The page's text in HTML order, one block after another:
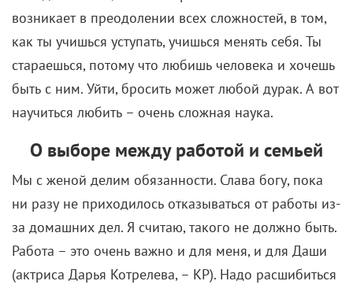
быть с ним. Уйти, бросить может любой дурак. А вот
О выборе между работой и семьей
Мы с женой делим обязанности. Слава богу, пока
ни разу не приходилось отказываться от работы из-
за домашних дел. Я считаю, такого не должно быть.
Работа – это очень важно и для меня, и для Даши
(актриса Дарья Котрелева, – КР). Надо расшибиться
в лепешку, найти 10 нянь, но выкроить время для
актерства. Хотя семья мне очень дорога, и я не
хотел бы выбирать между близкими и работой.